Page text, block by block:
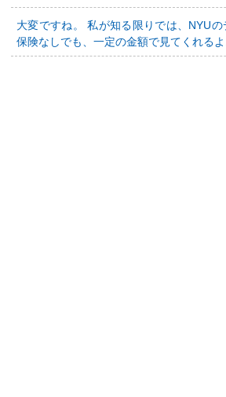
大変ですね。 私が知る限りでは、NYU
保険なしでも、一定の金額で見てくれるよ..